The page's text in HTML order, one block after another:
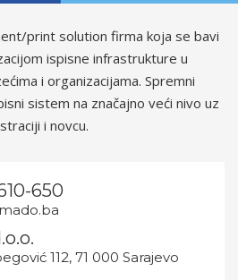
print solution firma koja se bavi
ispisne infrastrukture u
i organizacijama. Spremni
sistem na značajno veći nivo uz
i novcu.
650
112, 71 000 Sarajevo